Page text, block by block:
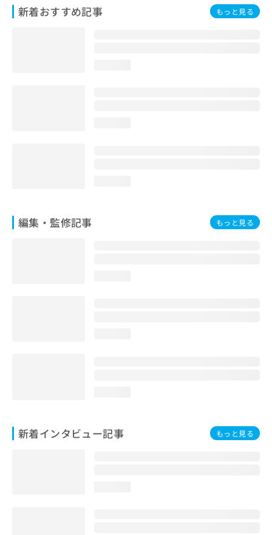
新着おすすめ記事 もっと見る
編集・監修記事 もっと見る
新着インタビュー記事 もっと見る
お
問